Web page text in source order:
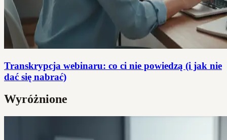
Transkrypcja webinaru: co ci nie powiedzą (i jak nie
dać się nabrać)
Wyróżnione